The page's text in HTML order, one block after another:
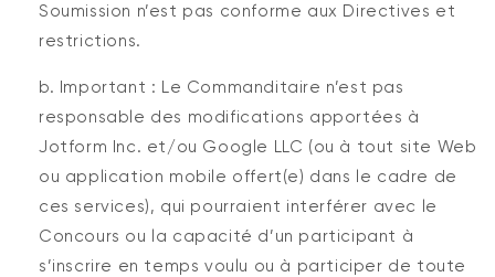
Soumission n’est pas conforme aux Directives et
restrictions.
b. Important : Le Commanditaire n’est pas
responsable des modifications apportées à
Jotform Inc. et/ou Google LLC (ou à tout site Web
ou application mobile offert(e) dans le cadre de
ces services), qui pourraient interférer avec le
Concours ou la capacité d’un participant à
s’inscrire en temps voulu ou à participer de toute